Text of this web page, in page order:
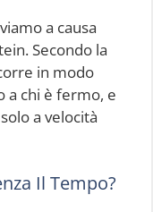
a causa
Secondo la
in modo
a chi è fermo, e
a velocità
Il Tempo?